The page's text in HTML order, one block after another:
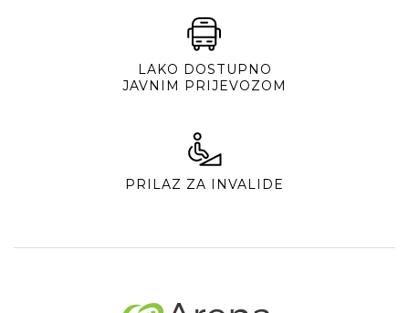
LAKO DOSTUPNO
JAVNIM PRIJEVOZOM
PRILAZ ZA INVALIDE